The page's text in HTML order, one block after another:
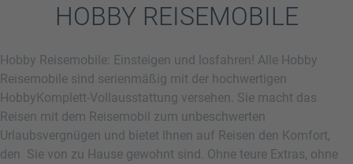
HOBBY REISEMOBILE
Hobby Reisemobile: Einsteigen und losfahren! Alle Hobby
Reisemobile sind serienmäßig mit der hochwertigen
HobbyKomplett-Vollausstattung versehen. Sie macht das
Reisen mit dem Reisemobil zum unbeschwerten
Urlaubsvergnügen und bietet Ihnen auf Reisen den Komfort,
den Sie von zu Hause gewohnt sind. Ohne teure Extras, ohne